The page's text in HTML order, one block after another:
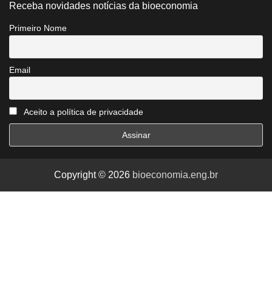
Receba novidades notícias da bioeconomia
Primeiro Nome
Email
Aceito a política de privacidade
Copyright © 2026 bioeconomia.eng.br